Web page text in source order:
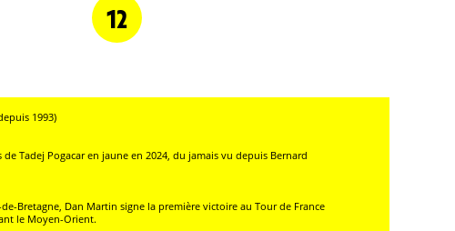
12
1993)
de Tadej Pogacar en jaune en 2024, du jamais vu depuis Bernard
Bretagne, Dan Martin signe la première victoire au Tour de France
le Moyen-Orient.